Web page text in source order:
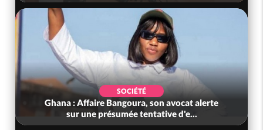
SOCIÉTÉ
Nigeria : Le Togo et le Cameroun principaux
acheteurs des produits de la r...